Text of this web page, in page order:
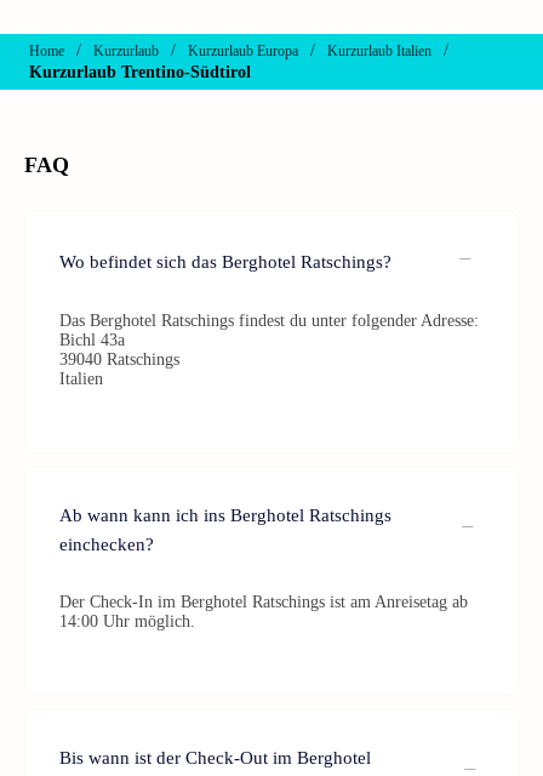
Home / Kurzurlaub / Kurzurlaub Europa / Kurzurlaub Italien
/
Kurzurlaub Trentino-Südtirol
FAQ
Wo befindet sich das Berghotel Ratschings?
Das Berghotel Ratschings findest du unter folgender Adresse:
Bichl 43a
39040 Ratschings
Italien
Ab wann kann ich ins Berghotel Ratschings
einchecken?
Der Check-In im Berghotel Ratschings ist am Anreisetag ab
14:00 Uhr möglich.
Bis wann ist der Check-Out im Berghotel